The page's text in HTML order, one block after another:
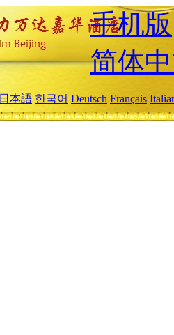
手机版
简体
日本語 한국어 Deutsch Français